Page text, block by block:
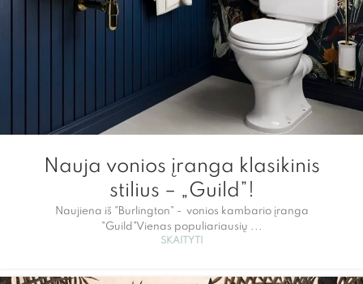
Nauja vonios įranga klasikinis
stilius – „Guild”!
Naujiena iš "Burlington" - vonios kambario įranga
"Guild"Vienas populiariausių ...
SKAITYTI